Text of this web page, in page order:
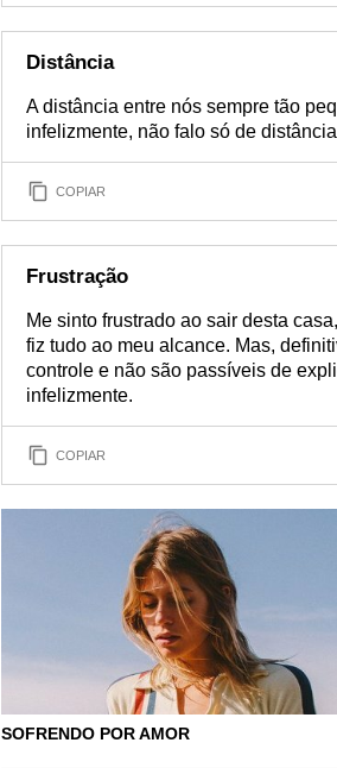
Distância
A distância entre nós sempre tão
infelizmente, não falo só de
COPIAR
Frustração
Me sinto frustrado ao sair desta
fiz tudo ao meu alcance. Mas,
controle e não são passíveis de
infelizmente.
COPIAR
SOFRENDO POR AMOR